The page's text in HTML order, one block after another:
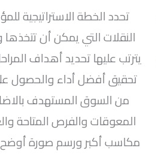
تحدد الخطة الاستراتيجية
النقلات التي يمكن أن تتخذها
يترتب عليها تحديد أهداف
تحقيق أفضل أداء والحصول
من السوق المستهدف
المعوقات والفرص المتاحة
مكاسب أكبر ورسم صورة أوضح